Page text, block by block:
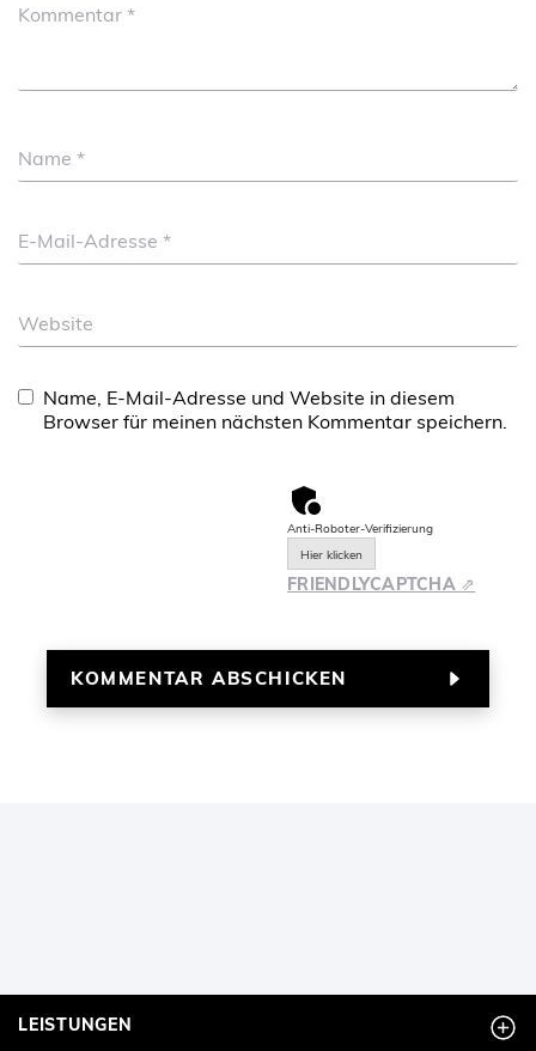
Kommentar *
Name *
E-Mail-Adresse *
Website
Name, E-Mail-Adresse und Website in diesem
Browser für meinen nächsten Kommentar speichern.
Anti-Roboter-Verifizierung
Hier klicken
FRIENDLYCAPTCHA ⇗
LEISTUNGEN